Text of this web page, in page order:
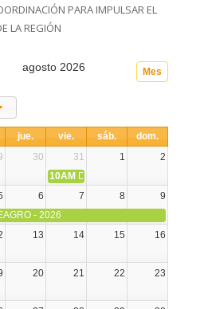
PARA IMPULSAR EL
LA REGIÓN
Mes
agosto 2026
jue. vie. sáb.
dom.
30 31 1
2
10AM DIA NACIONAL DE LA
6 7 8
9
- 2026
13 14 15 16
20 21 22 23